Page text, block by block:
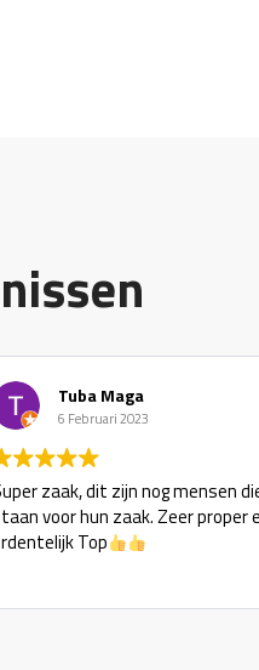
Tuba Maga
6 Februari 2023
zaak, dit zijn nog mensen
voor hun zaak. Zeer proper
ordentelijk Top